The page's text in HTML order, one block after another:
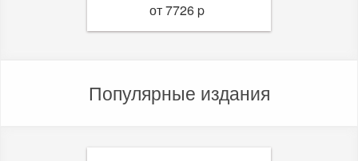
от 7726 p
Популярные издания